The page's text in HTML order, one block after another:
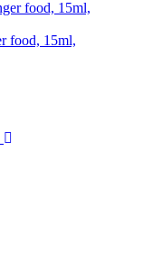
food, 15ml,